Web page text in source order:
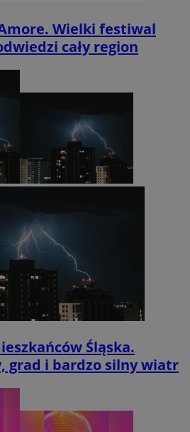
Wielki festiwal
cały region
Śląska.
grad i bardzo silny wiatr